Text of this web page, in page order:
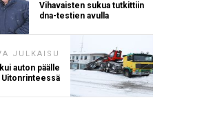
Vihavaisten sukua tutkittiin
dna-testien avulla
JULKAISU
auton päälle
Uitonrinteessä